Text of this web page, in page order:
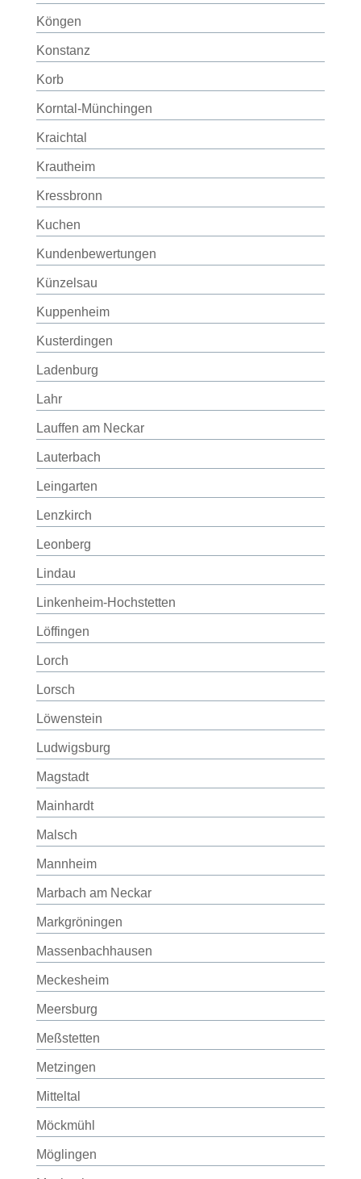
Köngen
Konstanz
Korb
Korntal-Münchingen
Kraichtal
Krautheim
Kressbronn
Kuchen
Kundenbewertungen
Künzelsau
Kuppenheim
Kusterdingen
Ladenburg
Lahr
Lauffen am Neckar
Lauterbach
Leingarten
Lenzkirch
Leonberg
Lindau
Linkenheim-Hochstetten
Löffingen
Lorch
Lorsch
Löwenstein
Ludwigsburg
Magstadt
Mainhardt
Malsch
Mannheim
Marbach am Neckar
Markgröningen
Massenbachhausen
Meckesheim
Meersburg
Meßstetten
Metzingen
Mitteltal
Möckmühl
Möglingen